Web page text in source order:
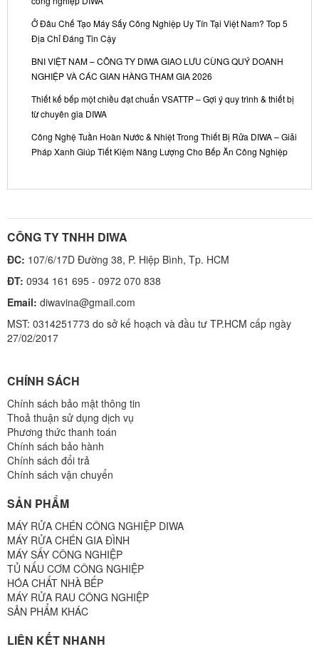
Ở Đâu Chế Tạo Máy Sấy Công Nghiệp Uy Tín Tại Việt Nam? Top 5
Địa Chỉ Đáng Tin Cậy
BNI VIỆT NAM – CÔNG TY DIWA GIAO LƯU CÙNG QUÝ DOANH
NGHIỆP VÀ CÁC GIAN HÀNG THAM GIA 2026
Thiết kế bếp một chiều đạt chuẩn VSATTP – Gợi ý quy trình & thiết bị
từ chuyên gia DIWA
Công Nghệ Tuần Hoàn Nước & Nhiệt Trong Thiết Bị Rửa DIWA – Giải
Pháp Xanh Giúp Tiết Kiệm Năng Lượng Cho Bếp Ăn Công Nghiệp
CÔNG TY TNHH DIWA
ĐC: 107/6/17D Đường 38, P. Hiệp Bình, Tp. HCM
ĐT: 0934 161 695 - 0972 070 838
Email: diwavina@gmail.com
MST: 0314251773 do sở kế hoạch và đầu tư TP.HCM cấp ngày
27/02/2017
CHÍNH SÁCH
Chính sách bảo mật thông tin
Thoả thuận sử dụng dịch vụ
Phương thức thanh toán
Chính sách bảo hành
Chính sách đổi trả
Chính sách vận chuyển
SẢN PHẨM
MÁY RỬA CHÉN CÔNG NGHIỆP DIWA
MÁY RỬA CHÉN GIA ĐÌNH
MÁY SẤY CÔNG NGHIỆP
TỦ NẤU CƠM CÔNG NGHIỆP
HÓA CHẤT NHÀ BẾP
MÁY RỬA RAU CÔNG NGHIỆP
SẢN PHẨM KHÁC
LIÊN KẾT NHANH